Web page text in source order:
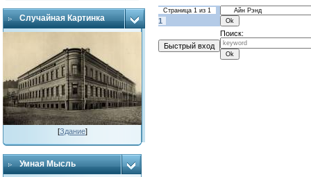
Случайная Картинка
[Здание]
Умная Мысль
Страница1 из1
1
Поиск: